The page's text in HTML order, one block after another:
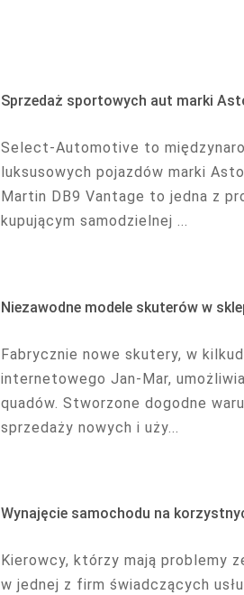
Sprzedaż sportowych aut marki
Select-Automotive to
luksusowych pojazdów marki
Martin DB9 Vantage to jedna z
kupującym samodzielnej ...
Niezawodne modele skuterów w
Fabrycznie nowe skutery, w
internetowego Jan-Mar,
quadów. Stworzone dogodne
sprzedaży nowych i uży...
Wynajęcie samochodu na
Kierowcy, którzy mają problemy
w jednej z firm świadczących